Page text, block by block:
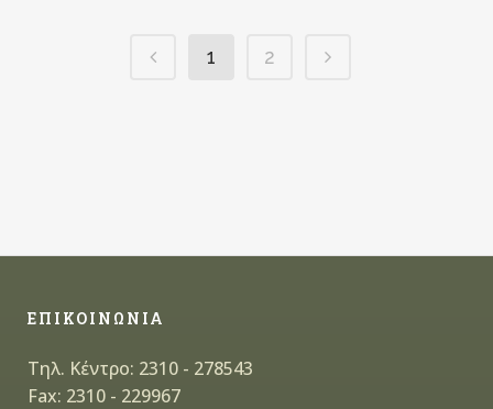
1 2
ΕΠΙΚΟΙΝΩΝΙΑ
Τηλ. Κέντρο: 2310 - 278543
Fax: 2310 - 229967